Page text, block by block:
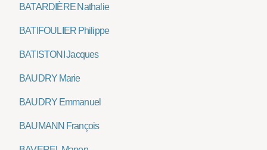
BATARDIÈRE Nathalie
BATIFOULIER Philippe
BATISTONI Jacques
BAUDRY Marie
BAUDRY Emmanuel
BAUMANN François